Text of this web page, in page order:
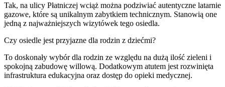
Tak, na ulicy Płatniczej wciąż można podziwiać autentyczne latarnie
gazowe, które są unikalnym zabytkiem technicznym. Stanowią one
jedną z najważniejszych wizytówek tego osiedla.
Czy osiedle jest przyjazne dla rodzin z dziećmi?
To doskonały wybór dla rodzin ze względu na dużą ilość zieleni i
spokojną zabudowę willową. Dodatkowym atutem jest rozwinięta
infrastruktura edukacyjna oraz dostęp do opieki medycznej.